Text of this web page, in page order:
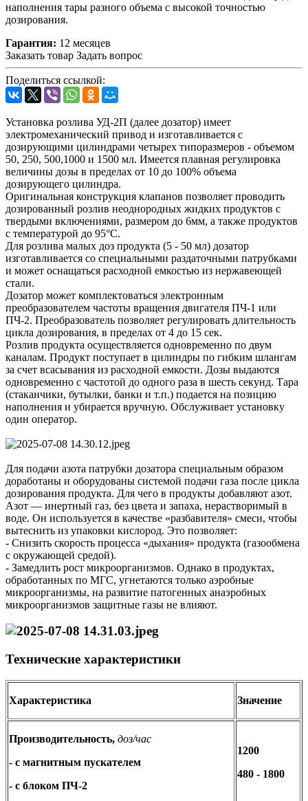
наполнения тары разного объема с высокой точностью
дозирования.
Гарантия: 12 месяцев
Заказать товар Задать вопрос
Поделиться ссылкой:
Установка розлива УД-2П (далее дозатор) имеет
электромеханический привод и изготавливается с
дозирующими цилиндрами четырех типоразмеров - объемом
50, 250, 500,1000 и 1500 мл. Имеется плавная регулировка
величины дозы в пределах от 10 до 100% объема
дозирующего цилиндра.
Оригинальная конструкция клапанов позволяет проводить
дозированный розлив неоднородных жидких продуктов с
твердыми включениями, размером до 6мм, а также продуктов
с температурой до 95°C.
Для розлива малых доз продукта (5 - 50 мл) дозатор
изготавливается со специальными раздаточными патрубками
и может оснащаться расходной емкостью из нержавеющей
стали.
Дозатор может комплектоваться электронным
преобразователем частоты вращения двигателя ПЧ-1 или
ПЧ-2. Преобразователь позволяет регулировать длительность
цикла дозирования, в пределах от 4 до 15 сек.
Розлив продукта осуществляется одновременно по двум
каналам. Продукт поступает в цилиндры по гибким шлангам
за счет всасывания из расходной емкости. Дозы выдаются
одновременно с частотой до одного раза в шесть секунд. Тара
(стаканчики, бутылки, банки и т.п.) подается на позицию
наполнения и убирается вручную. Обслуживает установку
один оператор.
Для подачи азота патрубки дозатора специальным образом
доработаны и оборудованы системой подачи газа после цикла
дозирования продукта. Для чего в продукты добавляют азот.
Азот — инертный газ, без цвета и запаха, нерастворимый в
воде. Он используется в качестве «разбавителя» смеси, чтобы
вытеснить из упаковки кислород. Это позволяет:
- Снизить скорость процесса «дыхания» продукта (газообмена
с окружающей средой).
- Замедлить рост микроорганизмов. Однако в продуктах,
обработанных по МГС, угнетаются только аэробные
микроорганизмы, на развитие патогенных анаэробных
микроорганизмов защитные газы не влияют.
Технические характеристики
Характеристика Значение
Производительность, доз/час
- с магнитным пускателем
- с блоком ПЧ-2
1200
480 - 1800